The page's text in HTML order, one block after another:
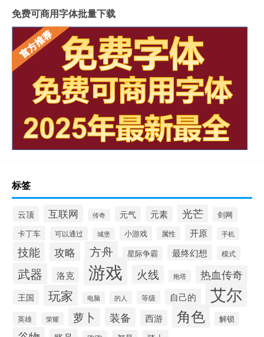
免费可商用字体批量下载
标签
云顶 互联网 传奇 元气 元素 光芒
剑网
卡丁车
可以通过 城堡 小游戏 属性 开原 手机
技能 攻略 方舟 星际争霸 最终幻想 模式
武器 洛克 游戏 火线 炮塔 热血传奇
王国 玩家 电脑 的人 等级 自己的 艾尔
英雄 荣耀 萝卜 装备 西游 角色 解锁